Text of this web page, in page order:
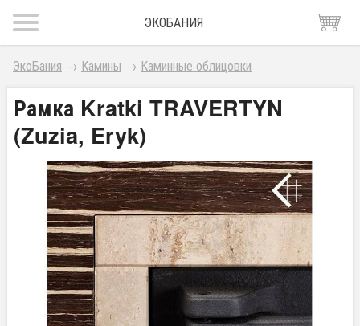
ЭКОБАНИЯ
ЭкоБания → Камины → Каминные облицовки
Рамка Kratki TRAVERTYN
(Zuzia, Eryk)